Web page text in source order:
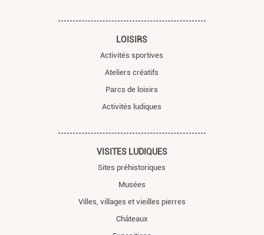
LOISIRS
Activités sportives
Ateliers créatifs
Parcs de loisirs
Activités ludiques
VISITES LUDIQUES
Sites préhistoriques
Musées
Villes, villages et vieilles pierres
Châteaux